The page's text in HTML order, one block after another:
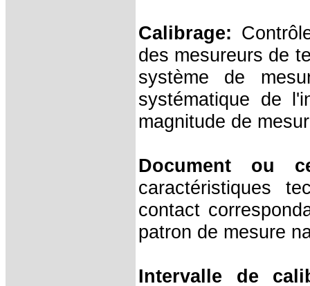
Calibrage:
des mesureurs de
système de
systématique de
magnitude de
Document ou
caractéristiques
contact
patron de mesure
Intervalle de